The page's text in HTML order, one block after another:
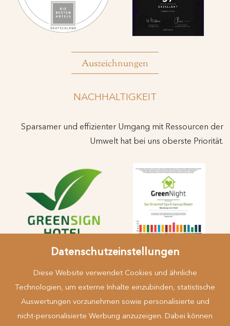
Datenschutzeinstellungen
Diese Website verwendet Cookies und ähnliche
Technologien, um externe Inhalte einzubinden, statistische
Auswertungen vorzunehmen sowie personalisierte und
nicht-personalisierte Werbung anzuzeigen. Dabei können
Auszeichnungen
NACHHALTIGKEIT
Sparsamer und effizienter Umgang mit Ressourcen der
Umwelt hat bei uns oberste Priorität.
Mehr erfahren